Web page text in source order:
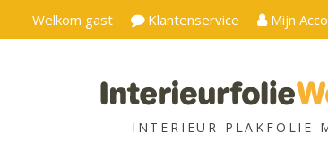
Welkom gast Klantenservice Mijn